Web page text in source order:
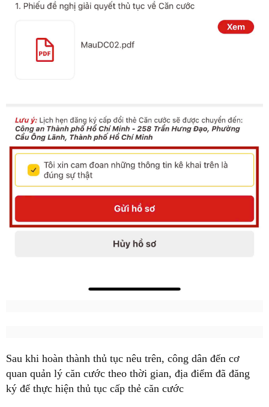
Sau khi hoàn thành thủ tục nêu trên, công dân đến cơ
quan quản lý căn cước theo thời gian, địa điểm đã đăng
ký để thực hiện thủ tục cấp thẻ căn cước